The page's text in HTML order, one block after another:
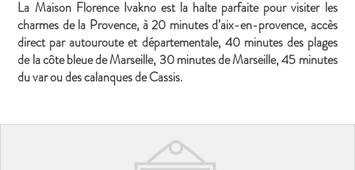
La Maison Florence Ivakno est la halte parfaite pour visiter les
charmes de la Provence, à 20 minutes d’aix-en-provence, accès
direct par autouroute et départementale, 40 minutes des plages
de la côte bleue de Marseille, 30 minutes de Marseille, 45 minutes
du var ou des calanques de Cassis.